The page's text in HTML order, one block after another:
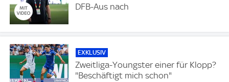
DFB-Aus nach
EXKLUSIV
Zweitliga-Youngster einer für Klopp?
"Beschäftigt mich schon"